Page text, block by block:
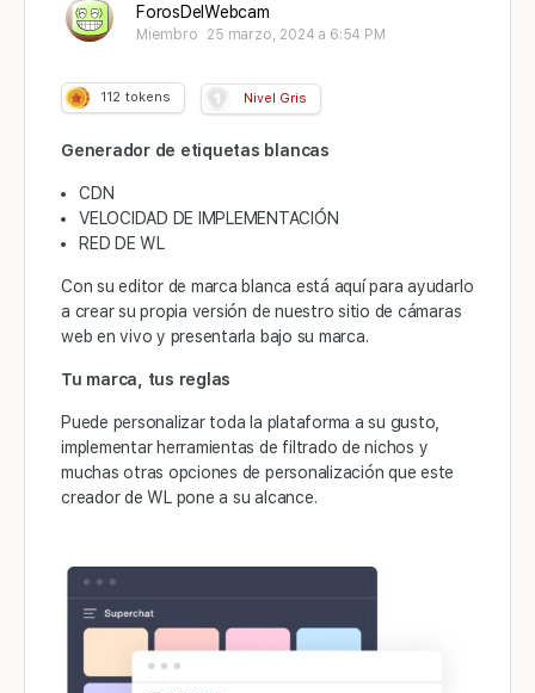
ForosDelWebcam
Miembro 25 marzo, 2024 a 6:54 PM
112 tokens Nivel Gris
Generador de etiquetas blancas
CDN
VELOCIDAD DE IMPLEMENTACIÓN
RED DE WL
Con su editor de marca blanca está aquí para ayudarlo
a crear su propia versión de nuestro sitio de cámaras
web en vivo y presentarla bajo su marca.
Tu marca, tus reglas
Puede personalizar toda la plataforma a su gusto,
implementar herramientas de filtrado de nichos y
muchas otras opciones de personalización que este
creador de WL pone a su alcance.